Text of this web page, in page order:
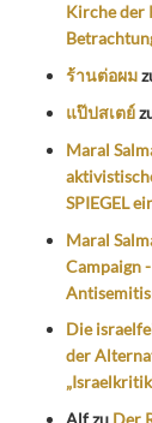
Kirche der
ร้านต่อผม
แป๊ปสเตย์
Maral
SPIEGEL
Maral
Campaign
Die
der